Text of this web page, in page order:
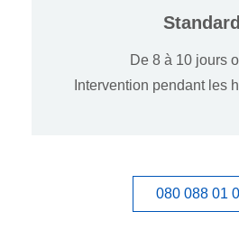
Standard
De 8 à 10 jours
Intervention pendant les
080 088 01